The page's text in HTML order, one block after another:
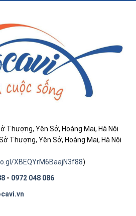
Thượng, Yên Sở, Hoàng Mai, Hà Nội
Thượng, Yên Sở, Hoàng Mai, Hà Nội
XBEQYrM6BaajN3f88)
- 0972 048 086